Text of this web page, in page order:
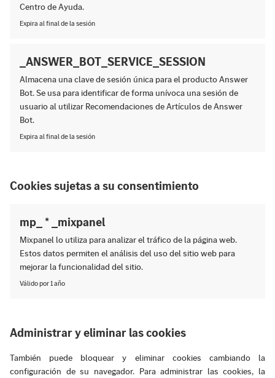
Centro de Ayuda.
Expira al final de la sesión
_ANSWER_BOT_SERVICE_SESSION
Almacena una clave de sesión única para el producto Answer
Bot. Se usa para identificar de forma unívoca una sesión de
usuario al utilizar Recomendaciones de Artículos de Answer
Bot.
Expira al final de la sesión
Cookies sujetas a su consentimiento
mp_ * _mixpanel
Mixpanel lo utiliza para analizar el tráfico de la página web.
Estos datos permiten el análisis del uso del sitio web para
mejorar la funcionalidad del sitio.
Válido por 1 año
Administrar y eliminar las cookies
También puede bloquear y eliminar cookies cambiando la
configuración de su navegador. Para administrar las cookies, la